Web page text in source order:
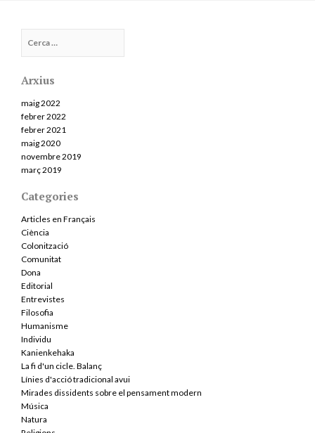
Arxius
maig 2022
febrer 2022
febrer 2021
maig 2020
novembre 2019
març 2019
Categories
Articles en Français
Ciència
Colonització
Comunitat
Dona
Editorial
Entrevistes
Filosofia
Humanisme
Individu
Kanienkehaka
La fi d'un cicle. Balanç
Línies d'acció tradicional avui
Mirades dissidents sobre el pensament modern
Música
Natura